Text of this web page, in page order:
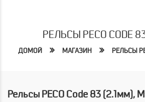
РЕЛЬСЫ PECO CODE
ДОМОЙ МАГАЗИН РЕЛЬСЫ
Рельсы PECO Code 83 (2.1мм),